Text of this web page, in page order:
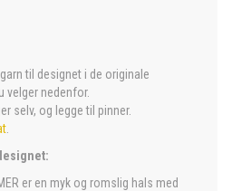
til designet i de originale
velger nedenfor.
selv, og legge til pinner.
er en myk og romslig hals med